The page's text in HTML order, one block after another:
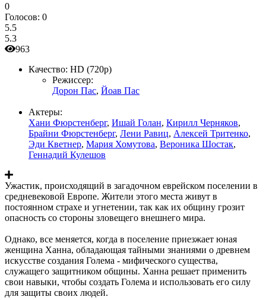
0
Голосов: 0
5.5
5.3
963
Качество: HD (720p)
Режиссер:
Дорон Пас, Йоав Пас
Актеры:
Хани Фюрстенберг, Ишай Голан, Кирилл Черняков,
Брайни Фюрстенберг, Лени Равиц, Алексей Тритенко,
Эди Кветнер, Мария Хомутова, Вероника Шостак,
Геннадий Кулешов
Ужастик, происходящий в загадочном еврейском поселении в
средневековой Европе. Жители этого места живут в
постоянном страхе и угнетении, так как их общину грозит
опасность со стороны зловещего внешнего мира.
Однако, все меняется, когда в поселение приезжает юная
женщина Ханна, обладающая тайными знаниями о древнем
искусстве создания Голема - мифического существа,
служащего защитником общины. Ханна решает применить
свои навыки, чтобы создать Голема и использовать его силу
для защиты своих людей.